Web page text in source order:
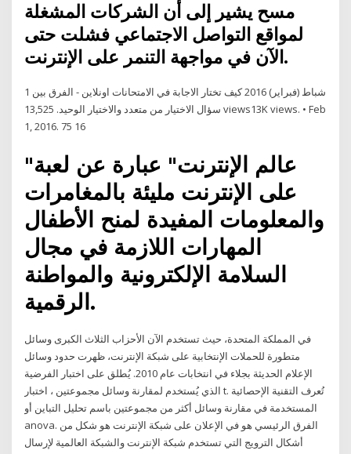
مسح يشير إلى أن الشركات المشغلة
لمواقع التواصل الاجتماعي فشلت حتى
الآن في مواجهة التنمر على الإنترنت.
1 شباط (فبراير) 2016 كيف تختار الاجابة في الامتحانات اونلاين - الفرق بين
سؤال الاختيار من متعدد والاختيار الوحيد. 13,525 views13K views. • Feb
1, 2016. 75 16
"عالم الإنترنت" عبارة عن لعبة
على الإنترنت مليئة بالمغامرات
والمعلومات المفيدة لمنح الأطفال
المهارات اللازمة في مجال
السلامة الإلكترونية والمواطنة
الرقمية.
في المملكة المتحدة، حيث تستخدم الآن الأحزاب الثلاث الكبرى وسائل
متطورة للحملات الإنتخابية على شبكة الإنترنت، ظهرت حدود وسائل
الإعلام الحديثة بجلاء في انتخابات عام 2010. يُطلق على اختبار الفرضية
الذي يُستخدم لمقارنة وسائل مجموعتين ، اختبار t. تُعرف التقنية الإحصائية
المستخدمة في مقارنة وسائل أكثر من مجموعتين باسم تحليل التباين أو
anova. الفرق الرئيسي هو في الإعلان على شبكة الإنترنت هو شكل من
أشكال الترويج التي تستخدم شبكة الإنترنت والشبكة العالمية لإرسال